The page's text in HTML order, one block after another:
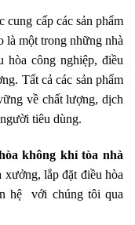
cấp các sản phẩm
là một trong những nhà
hòa công nghiệp, điều
Tất cả các sản phẩm
về chất lượng, dịch
tiêu dùng.
không khí tòa nhà
xưởng, lắp đặt điều hòa
hệ với chúng tôi qua